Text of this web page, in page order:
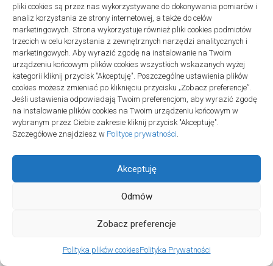
pliki cookies są przez nas wykorzystywane do dokonywania pomiarów i
analiz korzystania ze strony internetowej, a także do celów
marketingowych. Strona wykorzystuje również pliki cookies podmiotów
trzecich w celu korzystania z zewnętrznych narzędzi analitycznych i
marketingowych. Aby wyrazić zgodę na instalowanie na Twoim
urządzeniu końcowym plików cookies wszystkich wskazanych wyżej
kategorii kliknij przycisk "Akceptuję". Poszczególne ustawienia plików
cookies możesz zmieniać po kliknięciu przycisku „Zobacz preferencje”.
Jeśli ustawienia odpowiadają Twoim preferencjom, aby wyrazić zgodę
na instalowanie plików cookies na Twoim urządzeniu końcowym w
wybranym przez Ciebie zakresie kliknij przycisk "Akceptuję".
Szczegółowe znajdziesz w Polityce prywatności.
Akceptuję
Odmów
Zobacz preferencje
Polityka plików cookiesPolityka Prywatności
Polityka plików cookies (EU)|Polityka prywatności